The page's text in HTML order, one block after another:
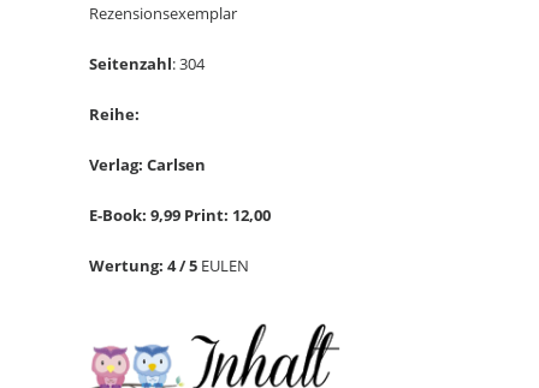
Rezensionsexemplar
Seitenzahl: 304
Reihe:
Verlag: Carlsen
E-Book: 9,99 Print: 12,00
Wertung: 4 / 5 EULEN